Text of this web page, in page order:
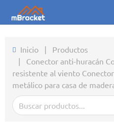
Productos
Noticias
Fotos
Inicio | Productos
| Conector anti-huracán
resistente al viento
metálico para casa de